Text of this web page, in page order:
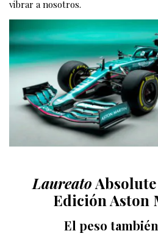
vibrar a nosotros.
Laureato
Edición Aston
El peso